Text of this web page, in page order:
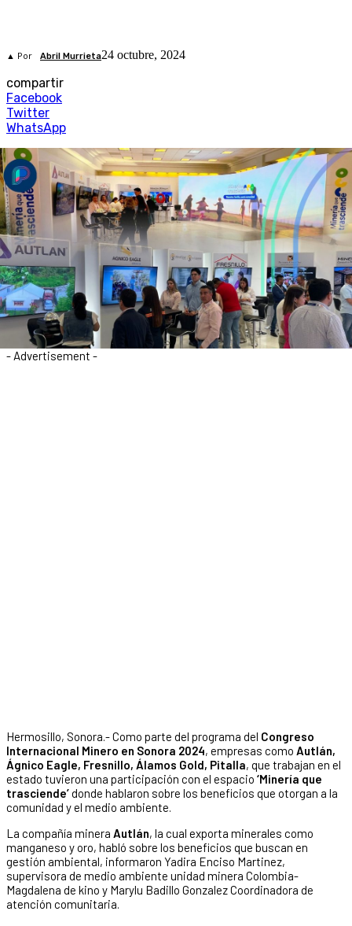
▲ Por Abril Murrieta24 octubre, 2024
compartir
Facebook
Twitter
WhatsApp
- Advertisement -
Hermosillo, Sonora.- Como parte del programa del Congreso
Internacional Minero en Sonora 2024, empresas como Autlán,
Ágnico Eagle, Fresnillo, Álamos Gold, Pitalla, que trabajan en el
estado tuvieron una participación con el espacio ‘Minería que
trasciende’donde hablaron sobre los beneficios que otorgan a la
comunidad y el medio ambiente.
La compañía minera Autlán, la cual exporta minerales como
manganeso y oro, habló sobre los beneficios que buscan en
gestión ambiental, informaron Yadira Enciso Martinez,
supervisora de medio ambiente unidad minera Colombia-
Magdalena de kino y Marylu Badillo Gonzalez Coordinadora de
atención comunitaria.